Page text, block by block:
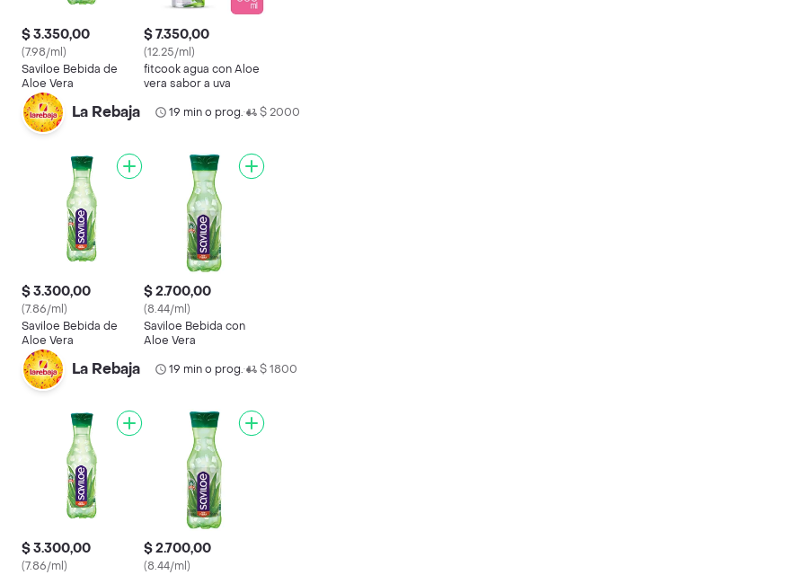
$ 3.350,00
(7.98/ml)
Saviloe Bebida de
Aloe Vera
$ 7.350,00
(12.25/ml)
fitcook agua con Aloe
vera sabor a uva
La Rebaja 19 min o prog.• $ 2000
$ 3.300,00
(7.86/ml)
Saviloe Bebida de
Aloe Vera
$ 2.700,00
(8.44/ml)
Saviloe Bebida con
Aloe Vera
La Rebaja 19 min o prog.• $ 1800
$ 3.300,00
(7.86/ml)
$ 2.700,00
(8.44/ml)